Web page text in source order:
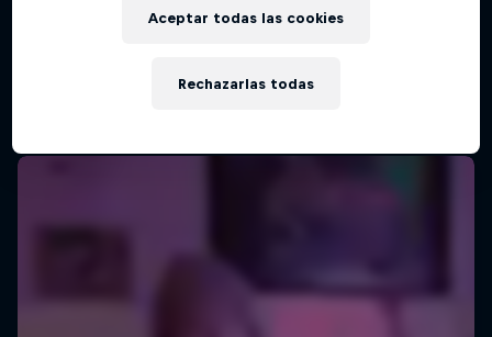
Rechazarlas todas
Aceptar todas las cookies